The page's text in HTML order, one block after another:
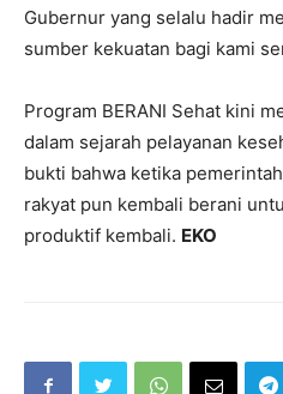
Gubernur yang selalu hadir
sumber kekuatan bagi kami
Program BERANI Sehat kini
dalam sejarah pelayanan
bukti bahwa ketika
rakyat pun kembali berani
produktif kembali. EKO